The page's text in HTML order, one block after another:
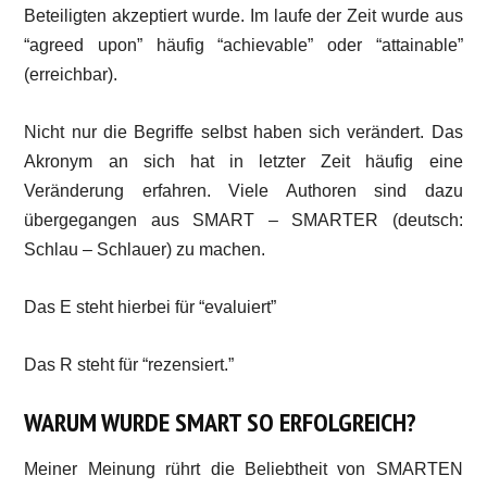
Beteiligten akzeptiert wurde. Im laufe der Zeit wurde aus
“agreed upon” häufig “achievable” oder “attainable”
(erreichbar).
Nicht nur die Begriffe selbst haben sich verändert. Das
Akronym an sich hat in letzter Zeit häufig eine
Veränderung erfahren. Viele Authoren sind dazu
übergegangen aus SMART – SMARTER (deutsch:
Schlau – Schlauer) zu machen.
Das E steht hierbei für “evaluiert”
Das R steht für “rezensiert.”
WARUM WURDE SMART SO ERFOLGREICH?
Meiner Meinung rührt die Beliebtheit von SMARTEN